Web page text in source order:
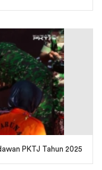
PKTJ Tahun 2025